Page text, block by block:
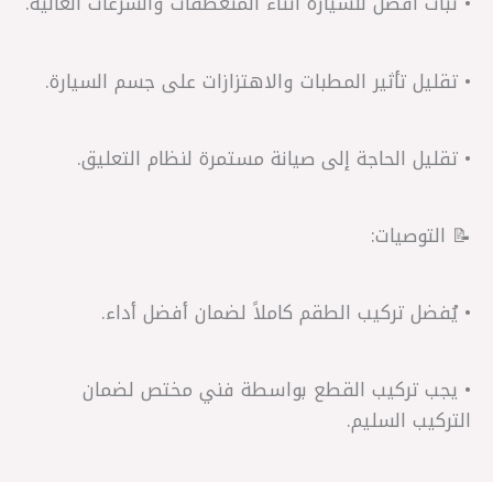
• تقليل تأثير المطبات والاهتزازات على جسم السيارة.
• تقليل الحاجة إلى صيانة مستمرة لنظام التعليق.
📝 التوصيات:
• يُفضل تركيب الطقم كاملاً لضمان أفضل أداء.
• يجب تركيب القطع بواسطة فني مختص لضمان
التركيب السليم.